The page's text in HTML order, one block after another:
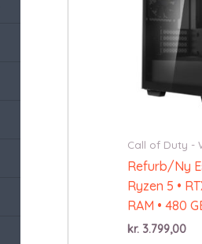
Call of Duty -
Refurb/Ny
Ryzen 5 •
RAM • 480
kr. 3.799,00